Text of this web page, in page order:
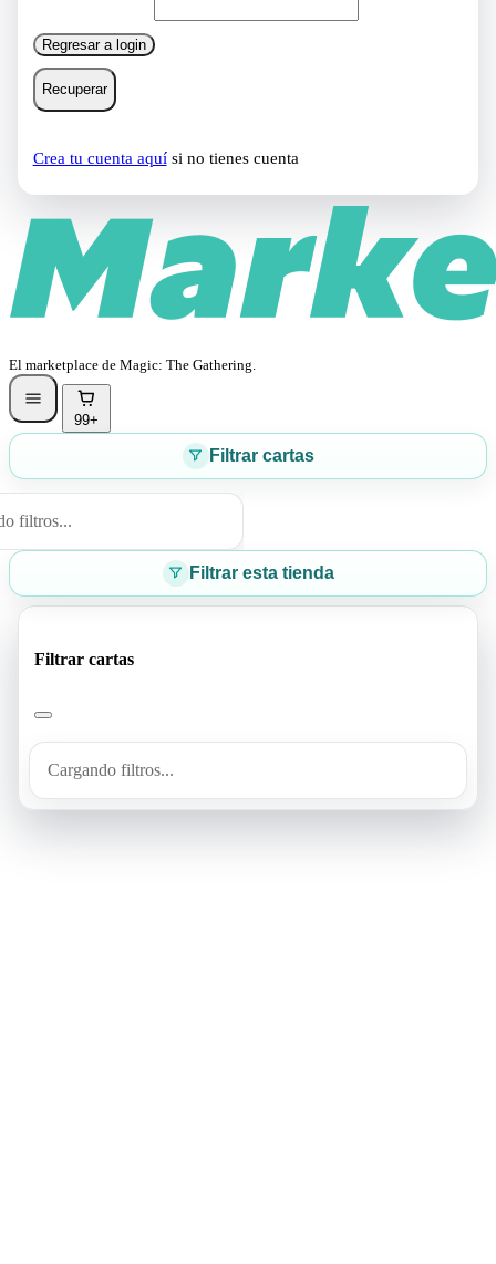
Regresar a login
Recuperar
Crea tu cuenta aquísi no tienes cuenta
El marketplace de Magic: The Gathering.
99+
Filtrar cartas
filtros...
Filtrar esta tienda
Filtrar cartas
Cargando filtros...